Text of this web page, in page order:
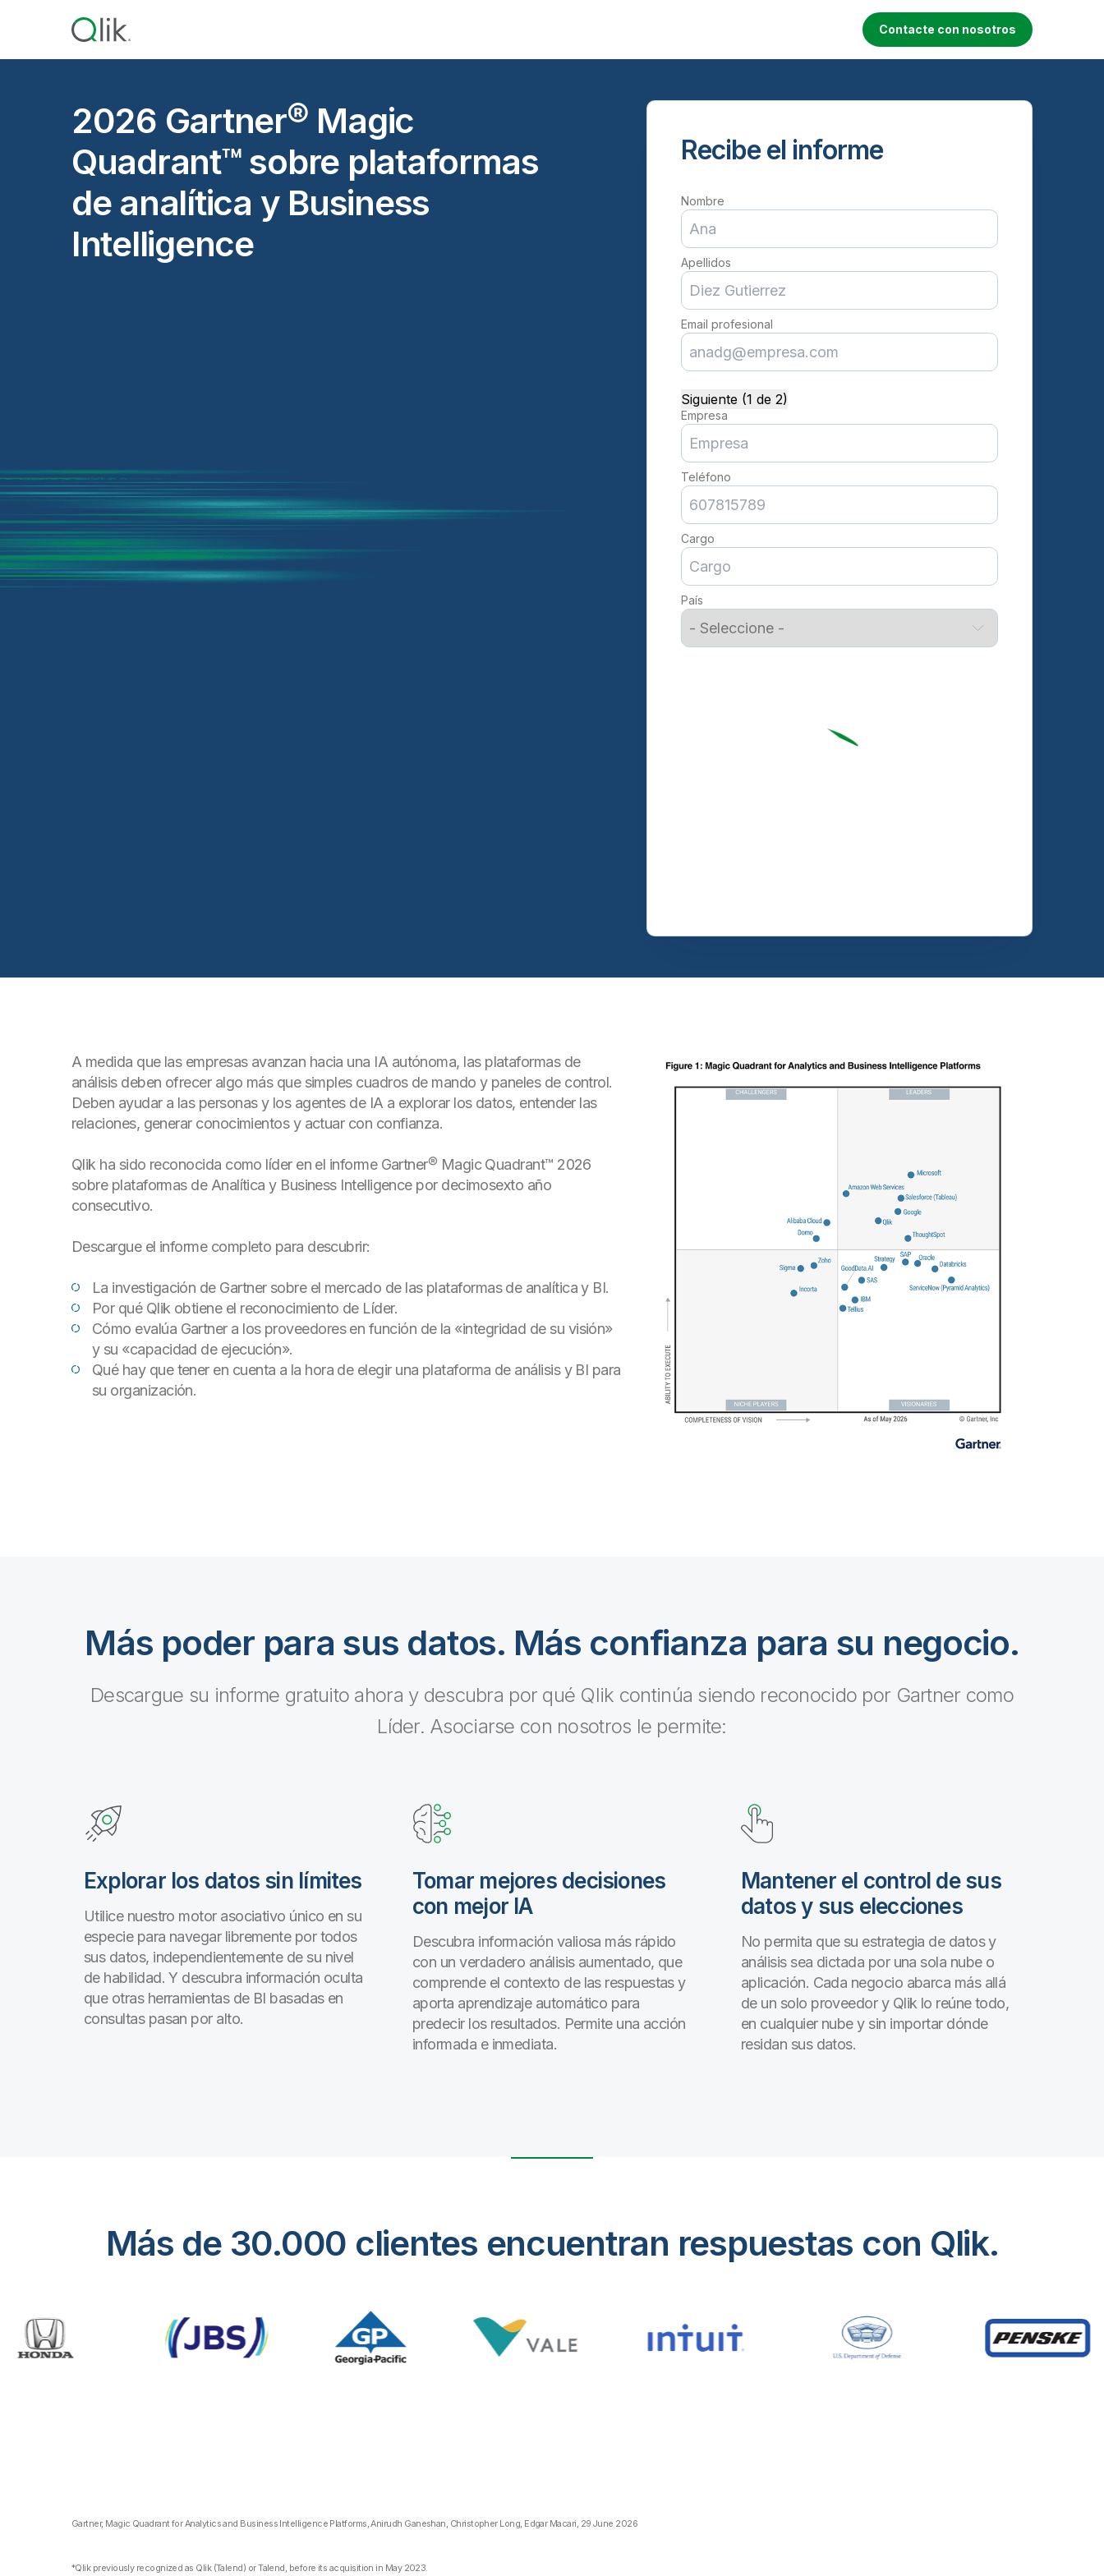
Contacte con nosotros
2026 Gartner® Magic
Quadrant™ sobre plataformas
de analítica y Business
Intelligence
Recibe el informe
Nombre
Apellidos
Email profesional
Siguiente (1 de 2)
Empresa
Teléfono
Cargo
País
A medida que las empresas avanzan hacia una IA autónoma, las plataformas de
análisis deben ofrecer algo más que simples cuadros de mando y paneles de control.
Deben ayudar a las personas y los agentes de IA a explorar los datos, entender las
relaciones, generar conocimientos y actuar con confianza.
Qlik ha sido reconocida como líder en el informe Gartner® Magic Quadrant™ 2026
sobre plataformas de Analítica y Business Intelligence por decimosexto año
consecutivo.
Descargue el informe completo para descubrir:
La investigación de Gartner sobre el mercado de las plataformas de analítica y BI.
Por qué Qlik obtiene el reconocimiento de Líder.
Cómo evalúa Gartner a los proveedores en función de la «integridad de su visión»
y su «capacidad de ejecución».
Qué hay que tener en cuenta a la hora de elegir una plataforma de análisis y BI para
su organización.
Más poder para sus datos. Más confianza para su negocio.
Descargue su informe gratuito ahora y descubra por qué Qlik continúa siendo reconocido por Gartner como
Líder. Asociarse con nosotros le permite:
Explorar los datos sin límites
Utilice nuestro motor asociativo único en su
especie para navegar libremente por todos
sus datos, independientemente de su nivel
de habilidad. Y descubra información oculta
que otras herramientas de BI basadas en
consultas pasan por alto.
Tomar mejores decisiones
con mejor IA
Descubra información valiosa más rápido
con un verdadero análisis aumentado, que
comprende el contexto de las respuestas y
aporta aprendizaje automático para
predecir los resultados. Permite una acción
informada e inmediata.
Mantener el control de sus
datos y sus elecciones
No permita que su estrategia de datos y
análisis sea dictada por una sola nube o
aplicación. Cada negocio abarca más allá
de un solo proveedor y Qlik lo reúne todo,
en cualquier nube y sin importar dónde
residan sus datos.
Más de 30.000 clientes encuentran respuestas con Qlik.
Gartner, Magic Quadrant for Analytics and Business Intelligence Platforms, Anirudh Ganeshan, Christopher Long, Edgar Macari, 29 June 2026
*Qlik previously recognized as Qlik (Talend) or Talend, before its acquisition in May 2023.